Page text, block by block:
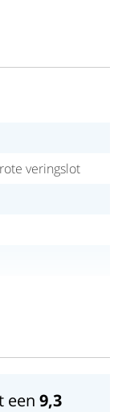
veringslot
een 9,3